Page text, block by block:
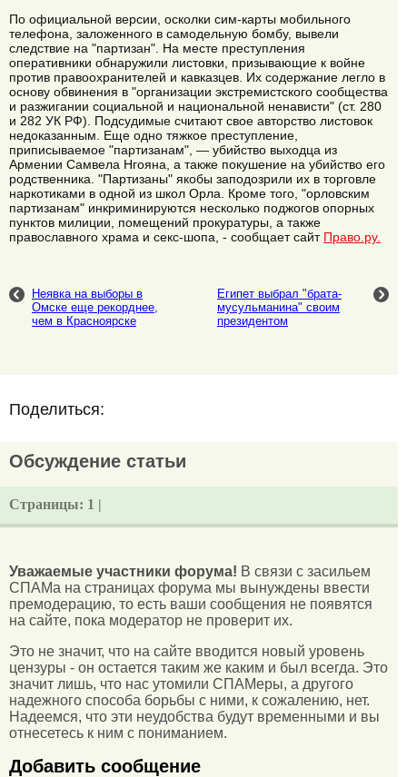
По официальной версии, осколки сим-карты мобильного
телефона, заложенного в самодельную бомбу, вывели
следствие на "партизан". На месте преступления
оперативники обнаружили листовки, призывающие к войне
против правоохранителей и кавказцев. Их содержание легло в
основу обвинения в "организации экстремистского сообщества
и разжигании социальной и национальной ненависти" (ст. 280
и 282 УК РФ). Подсудимые считают свое авторство листовок
недоказанным. Еще одно тяжкое преступление,
приписываемое "партизанам", — убийство выходца из
Армении Самвела Нгояна, а также покушение на убийство его
родственника. "Партизаны" якобы заподозрили их в торговле
наркотиками в одной из школ Орла. Кроме того, "орловским
партизанам" инкриминируются несколько поджогов опорных
пунктов милиции, помещений прокуратуры, а также
православного храма и секс-шопа, - сообщает сайт Право.ру.
Неявка на выборы в
Омске еще рекорднее,
чем в Красноярске
Египет выбрал "брата-
мусульманина" своим
президентом
Поделиться:
Обсуждение статьи
Страницы: 1 |
Уважаемые участники форума! В связи с засильем
СПАМа на страницах форума мы вынуждены ввести
премодерацию, то есть ваши сообщения не появятся
на сайте, пока модератор не проверит их.
Это не значит, что на сайте вводится новый уровень
цензуры - он остается таким же каким и был всегда. Это
значит лишь, что нас утомили СПАМеры, а другого
надежного способа борьбы с ними, к сожалению, нет.
Надеемся, что эти неудобства будут временными и вы
отнесетесь к ним с пониманием.
Добавить сообщение